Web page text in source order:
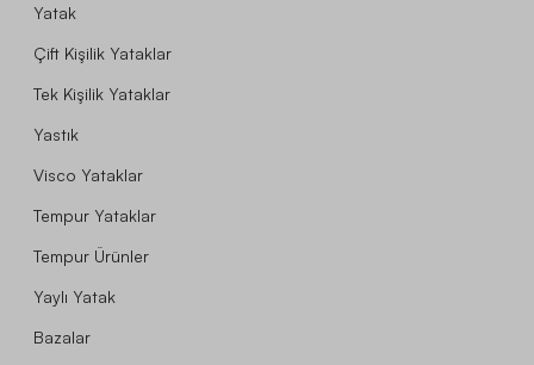
Yatak
Çift Kişilik Yataklar
Tek Kişilik Yataklar
Yastık
Visco Yataklar
Tempur Yataklar
Tempur Ürünler
Yaylı Yatak
Bazalar